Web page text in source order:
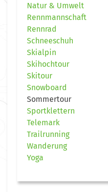
Natur & Umwelt
Rennmannschaft
Rennrad
Schneeschuh
Skialpin
Skihochtour
Skitour
Snowboard
Sommertour
Sportklettern
Telemark
Trailrunning
Wanderung
Yoga